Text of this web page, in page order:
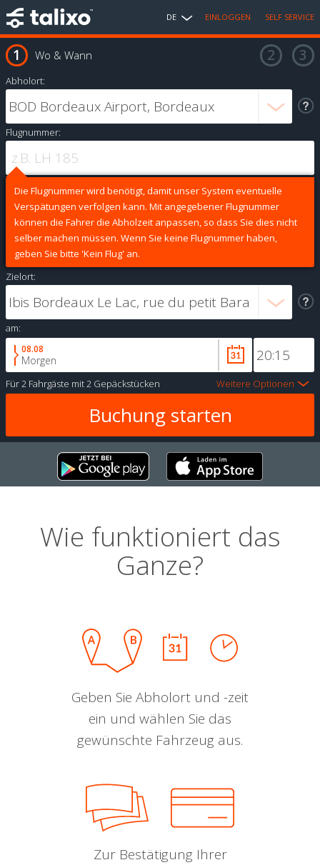
DE EINLOGGEN SELF SERVICE
Wo & Wann
Abholort:
Flugnummer:
Die Flugnummer wird benötigt, damit unser System eventuelle
Verspätungen verfolgen kann. Mit angegebener Flugnummer
können die Fahrer die Abholzeit anpassen, so dass Sie dies nicht
selber machen müssen. Wenn Sie keine Flugnummer haben,
geben Sie bitte 'Kein Flug' an.
Zielort:
am:
08.08
Morgen
Für2 Fahrgäste mit2 Gepäckstücken Weitere Optionen
Wie funktioniert das
Ganze?
Geben Sie Abholort und -zeit
ein und wählen Sie das
gewünschte Fahrzeug aus.
Zur Bestätigung Ihrer